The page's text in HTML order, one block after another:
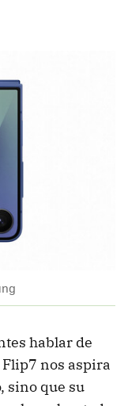
hablar de
nos aspira
sino que su